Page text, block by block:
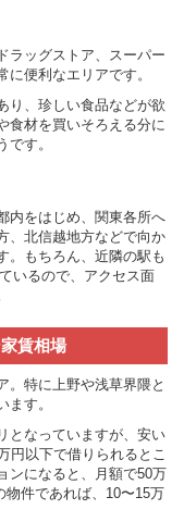
ラッグストア、スーパー
便利なエリアです。
り、珍しい食品などが欲
食材を買いそろえる分に
す。
内をはじめ、関東各所へ
、北信越地方などで向か
。もちろん、近隣の駅も
いるので、アクセス面
賃相場
。特に上野や浅草界隈と
す。
となっていますが、安い
円以下で借りられるとこ
ンになると、月額で50万
物件であれば、10〜15万